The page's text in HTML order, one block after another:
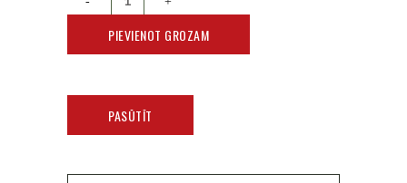
PIEVIENOT GROZAM
PASŪTĪT